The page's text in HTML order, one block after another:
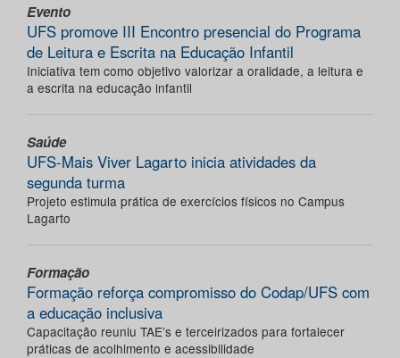
Evento
UFS promove III Encontro presencial do Programa
de Leitura e Escrita na Educação Infantil
Iniciativa tem como objetivo valorizar a oralidade, a leitura e
a escrita na educação infantil
Saúde
UFS-Mais Viver Lagarto inicia atividades da
segunda turma
Projeto estimula prática de exercícios físicos no Campus
Lagarto
Formação
Formação reforça compromisso do Codap/UFS com
a educação inclusiva
Capacitação reuniu TAE’s e terceirizados para fortalecer
práticas de acolhimento e acessibilidade